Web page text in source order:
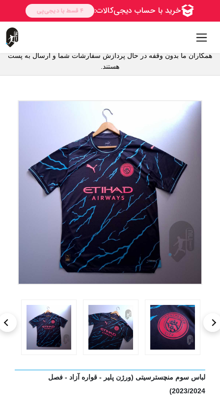
همکاران ما بدون وقفه در حال پردازش سفارشات شما و ارسال به پست
هستند.
لباس سوم منچسترسیتی (ورژن پلیر - قواره آزاد - فصل
2023/2024)